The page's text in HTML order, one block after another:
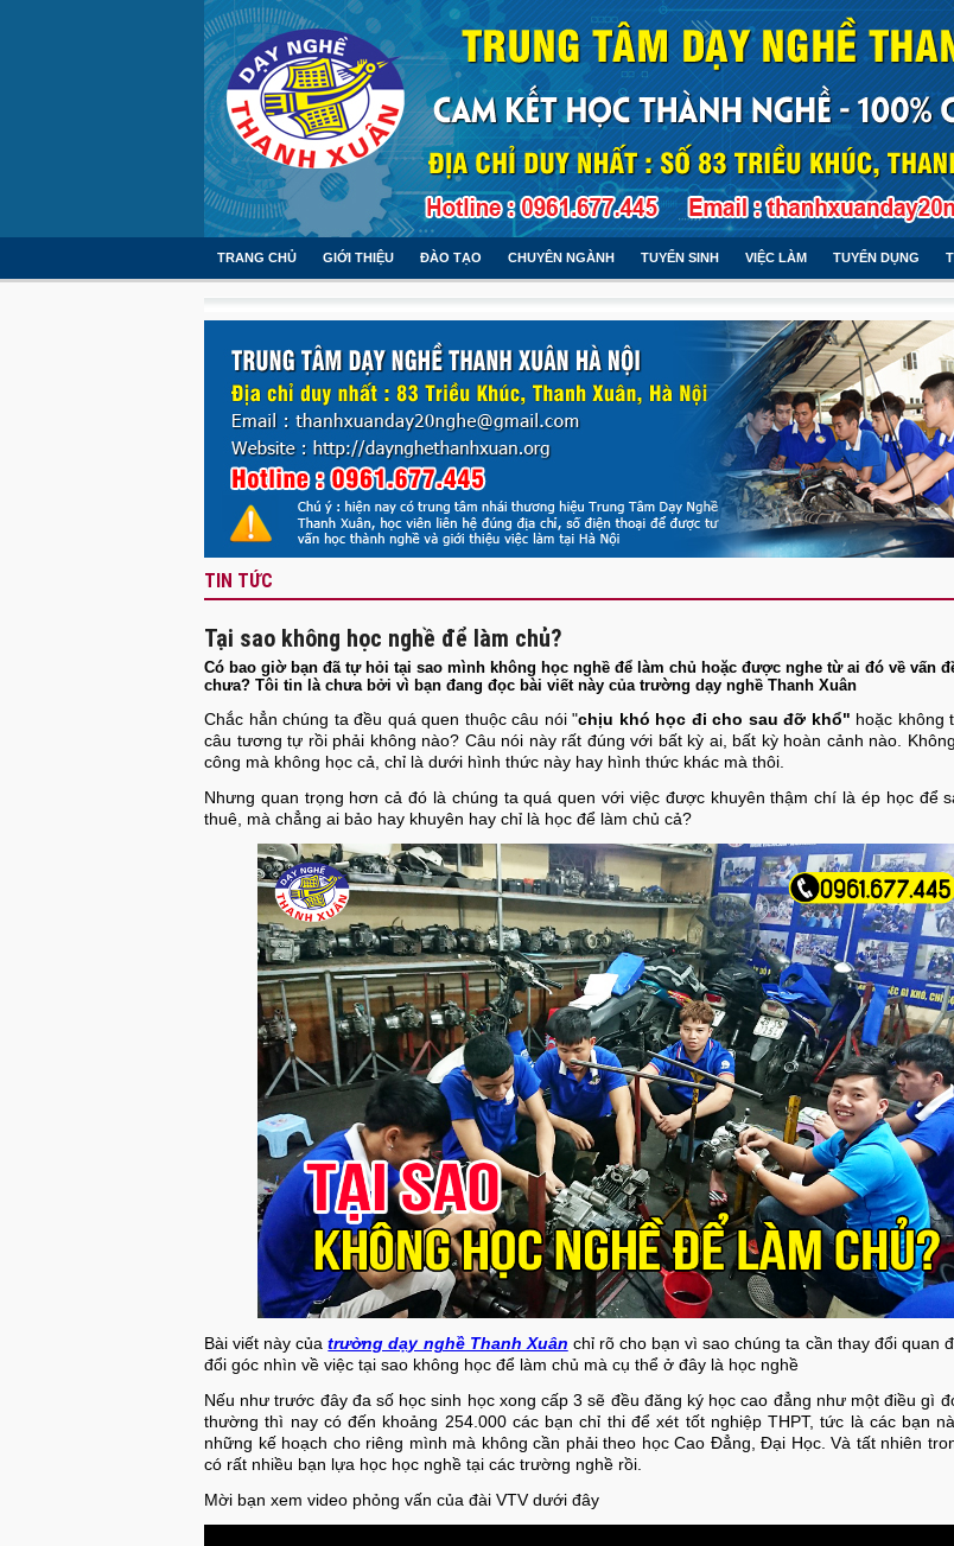
TRANG CHỦ GIỚI THIỆU ĐÀO TẠO CHUYÊN NGÀNH TUYỂN SINH VIỆC LÀM TUYỂN DỤNG
TIN TỨC
Tại sao không học nghề để làm chủ?
Có bao giờ bạn đã tự hỏi tại sao mình không học nghề để làm chủ hoặc được nghe từ ai đó về vấn
chưa? Tôi tin là chưa bởi vì bạn đang đọc bài viết này của trường dạy nghề Thanh Xuân
Chắc hẳn chúng ta đều quá quen thuộc câu nói "chịu khó học đi cho sau đỡ khổ" hoặc không
câu tương tự rồi phải không nào? Câu nói này rất đúng với bất kỳ ai, bất kỳ hoàn cảnh nào.
công mà không học cả, chỉ là dưới hình thức này hay hình thức khác mà thôi.
Nhưng quan trọng hơn cả đó là chúng ta quá quen với việc được khuyên thậm chí là ép học để
thuê, mà chẳng ai bảo hay khuyên hay chỉ là học để làm chủ cả?
Bài viết này củatrường dạy nghề Thanh Xuân chỉ rõ cho bạn vì sao chúng ta cần thay đổi quan
đổi góc nhìn về việc tại sao không học để làm chủ mà cụ thể ở đây là học nghề
Nếu như trước đây đa số học sinh học xong cấp 3 sẽ đều đăng ký học cao đẳng như một điều gì
thường thì nay có đến khoảng 254.000 các bạn chỉ thi để xét tốt nghiệp THPT, tức là các bạn
những kế hoạch cho riêng mình mà không cần phải theo học Cao Đẳng, Đại Học. Và tất nhiên
có rất nhiều bạn lựa học học nghề tại các trường nghề rồi.
Mời bạn xem video phỏng vấn của đài VTV dưới đây